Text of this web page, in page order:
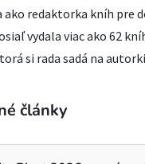
ako redaktorka kníh pre
vydala viac ako 62
si rada sadá na
články